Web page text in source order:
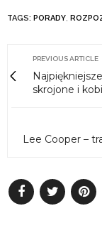
TAGS: PORADY,
PREVIOUS ARTICLE
skrojone i
Lee Cooper –